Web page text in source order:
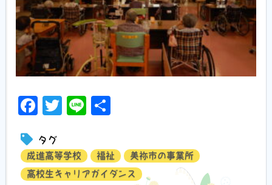
Facebook
Twitter
Line
タグ
成進高等学校 福祉
美祢市の事業所
高校生キャリアガイダンス